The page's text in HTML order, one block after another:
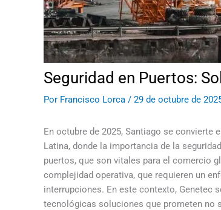
Seguridad en Puertos:
Por Francisco Lorca / 29 de octubre de
En octubre de 2025, Santiago se
Latina, donde la importancia de la
puertos, que son vitales para el comercio
complejidad operativa, que requieren un
interrupciones. En este contexto, Genetec
tecnológicas soluciones que prometen no